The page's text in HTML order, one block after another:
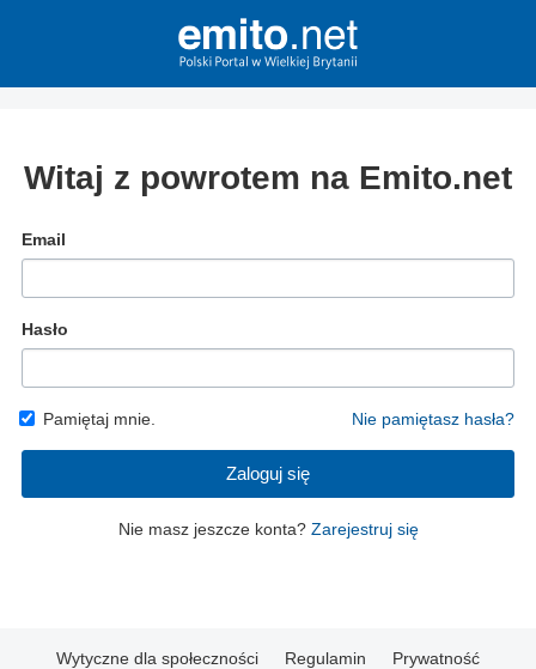
Witaj z powrotem na Emito.net
Email
Hasło
Pamiętaj mnie. Nie pamiętasz hasła?
Zaloguj się
Nie masz jeszcze konta? Zarejestruj się
Wytyczne dla społeczności Regulamin Prywatność